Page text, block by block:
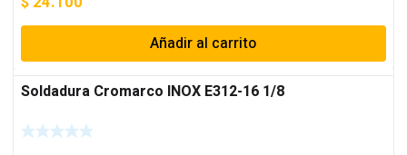
Añadir al carrito
Soldadura Cromarco INOX E312-16 1/8